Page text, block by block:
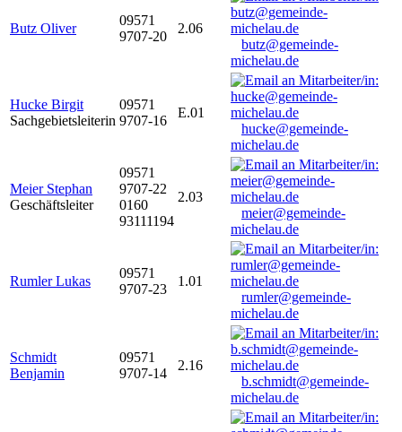
Butz Oliver
09571
9707-20
2.06
butz@gemeinde-
michelau.de
Hucke Birgit
Sachgebietsleiterin
09571
9707-16
E.01
hucke@gemeinde-
michelau.de
Meier Stephan
Geschäftsleiter
09571
9707-22
0160
93111194
2.03
meier@gemeinde-
michelau.de
Rumler Lukas
09571
9707-23
1.01
rumler@gemeinde-
michelau.de
Schmidt
Benjamin
09571
9707-14
2.16
b.schmidt@gemeinde-
michelau.de